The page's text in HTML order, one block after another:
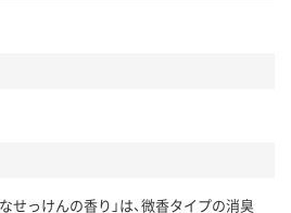
せっけんの香り」は、微香タイプの消臭